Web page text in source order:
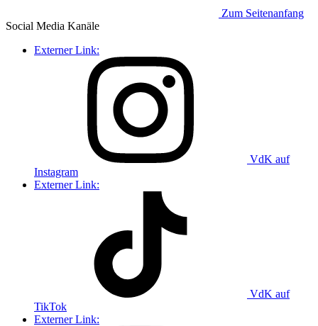
Zum Seitenanfang
Social Media Kanäle
Externer Link:
VdK auf
Instagram
Externer Link:
VdK auf
TikTok
Externer Link: